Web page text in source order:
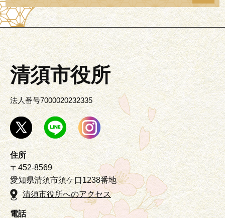
清須市役所
法人番号7000020232335
住所
〒452-8569
愛知県清須市須ケ口1238番地
清須市役所へのアクセス
電話